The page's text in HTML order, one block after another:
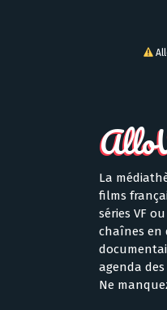
La
films
séries VF
chaînes en
agenda des
Ne